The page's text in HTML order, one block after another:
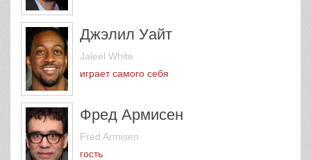
Джэлил Уайт
Jaleel White
играет самого себя
Фред Армисен
Fred Armisen
гость